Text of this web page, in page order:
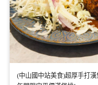
(中山國中站美食)超厚手打